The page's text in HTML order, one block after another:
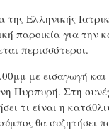
της Ελληνικής
παροικία για την
περισσότεροι.
με εισαγωγή
Πυρπυρή. Στη
τι είναι η
θα συζητήσει